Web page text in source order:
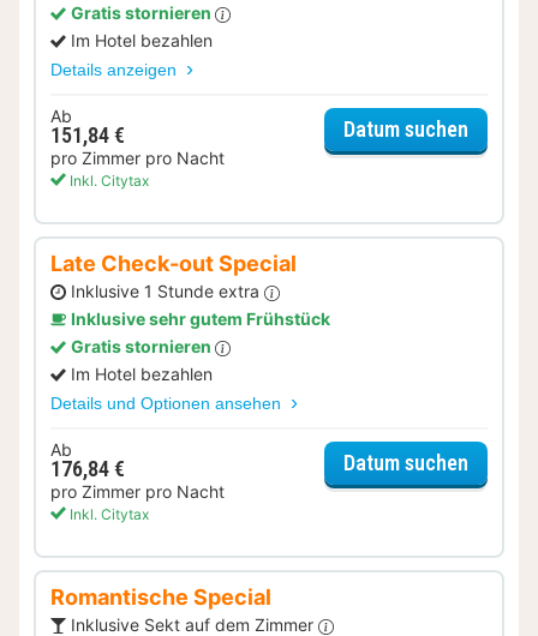
Gratis stornieren
Im Hotel bezahlen
Details anzeigen
Ab
151,84 €
pro Zimmer pro Nacht
Inkl. Citytax
Datum suchen
Late Check-out Special
Inklusive 1 Stunde extra
Inklusive sehr gutem Frühstück
Gratis stornieren
Im Hotel bezahlen
Details und Optionen ansehen
Ab
176,84 €
pro Zimmer pro Nacht
Inkl. Citytax
Datum suchen
Romantische Special
Inklusive Sekt auf dem Zimmer